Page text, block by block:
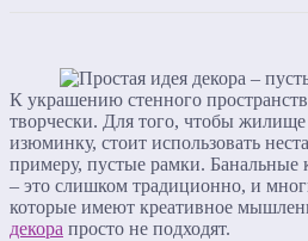
К украшению стенного
творчески. Для того, чтобы
изюминку, стоит использовать
примеру, пустые рамки. Банальные
– это слишком традиционно, и
которые имеют креативное
декора просто не подходят.